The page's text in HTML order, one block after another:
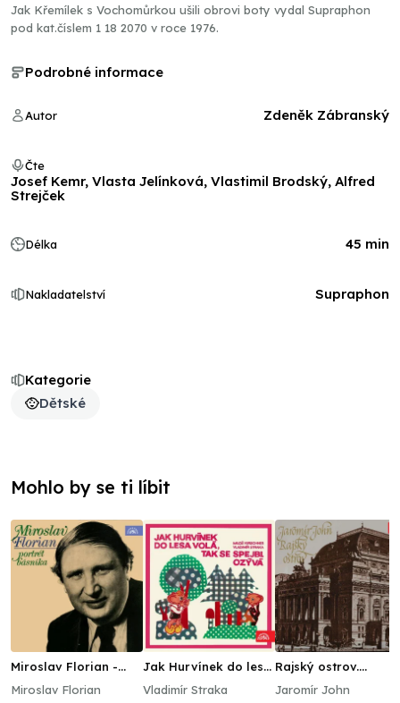
Jak Křemílek s Vochomůrkou ušili obrovi boty vydal Supraphon
pod kat.číslem 1 18 2070 v roce 1976.
Kategorie
Dětské
Podrobné informace
Autor Zdeněk Zábranský
Čte
Josef Kemr, Vlasta Jelínková, Vlastimil Brodský, Alfred
Strejček
Délka 45 min
Nakladatelství Supraphon
Mohlo by se ti líbit
Miroslav Florian -
Miroslav Florian
Jak Hurvínek do lesa
ozývá
Vladimír Straka
Rajský ostrov.
stavbě Národního
Jaromír John